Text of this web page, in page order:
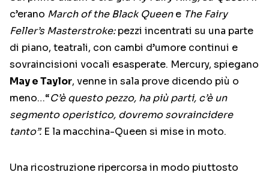
c’erano March of the Black Queene The Fairy
Feller’s Masterstroke:pezzi incentrati su una parte
di piano, teatrali, con cambi d’umore continui e
sovraincisioni vocali esasperate. Mercury, spiegano
May e Taylor, venne in sala prove dicendo più o
meno…“C’è questo pezzo, ha più parti, c’è un
segmento operistico, dovremo sovraincidere
tanto”. E la macchina-Queen si mise in moto.
Una ricostruzione ripercorsa in modo piuttosto